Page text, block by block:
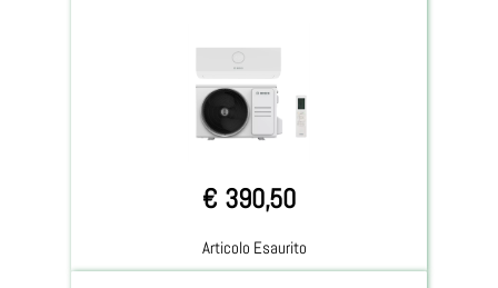
€ 390,50
Articolo Esaurito